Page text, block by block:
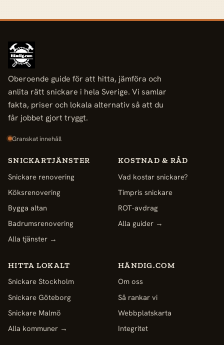
Oberoende guide för att hitta, jämföra och
anlita rätt snickare i hela Sverige. Vi samlar
fakta, priser och lokala alternativ så att du
får jobbet gjort tryggt.
Granskat innehåll
SNICKARTJÄNSTER
Snickare renovering
Köksrenovering
Bygga altan
Badrumsrenovering
Alla tjänster →
KOSTNAD & RÅD
Vad kostar snickare?
Timpris snickare
ROT-avdrag
Alla guider →
HITTA LOKALT
Snickare Stockholm
Snickare Göteborg
Snickare Malmö
Alla kommuner →
HÄNDIG.COM
Om oss
Så rankar vi
Webbplatskarta
Integritet